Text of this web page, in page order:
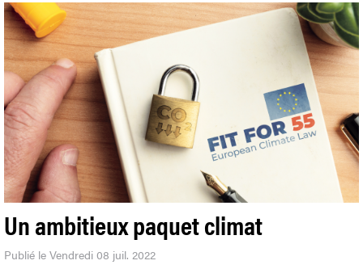
Un ambitieux paquet climat
Publié le Vendredi 08 juil. 2022